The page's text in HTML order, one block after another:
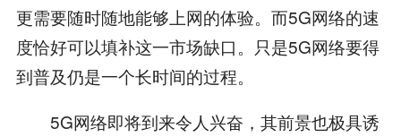
更需要随时随地能够上网的体验。而5G网络的速
度恰好可以填补这一市场缺口。只是5G网络要得
到普及仍是一个长时间的过程。
5G网络即将到来令人兴奋，其前景也极具诱